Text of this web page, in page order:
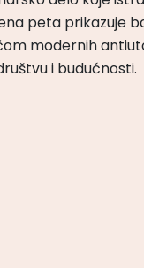
peta prikazuje
modernih
i budućnosti.